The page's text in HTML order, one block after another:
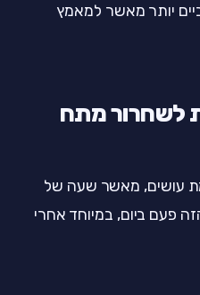
יותר מאשר למאמץ
של 7 דקות לשחרור מתח
עושים, מאשר שעה של
פעם ביום, במיוחד אחרי